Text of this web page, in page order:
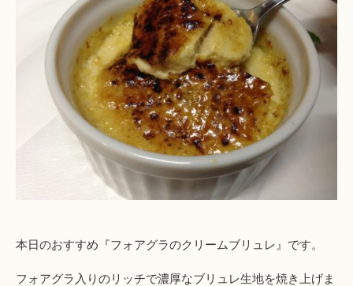
本日のおすすめ『フォアグラのクリームブリュレ』です。
フォアグラ入りのリッチで濃厚なブリュレ生地を焼き上げま